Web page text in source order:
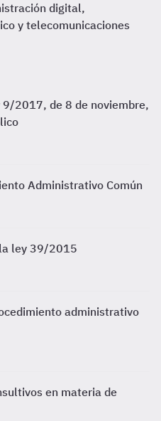
digital,
y telecomunicaciones
9/2017, de 8 de noviembre,
Administrativo Común
ley 39/2015
administrativo
en materia de